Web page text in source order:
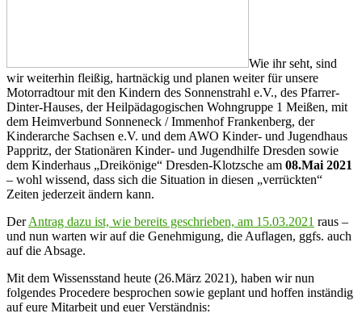
Wie ihr seht, sind
wir weiterhin fleißig, hartnäckig und planen weiter für unsere
Motorradtour mit den Kindern des Sonnenstrahl e.V., des Pfarrer-
Dinter-Hauses, der Heilpädagogischen Wohngruppe 1 Meißen, mit
dem Heimverbund Sonneneck / Immenhof Frankenberg, der
Kinderarche Sachsen e.V. und dem AWO Kinder- und Jugendhaus
Pappritz, der Stationären Kinder- und Jugendhilfe Dresden sowie
dem Kinderhaus „Dreikönige“ Dresden-Klotzsche am 08.Mai 2021
– wohl wissend, dass sich die Situation in diesen „verrückten“
Zeiten jederzeit ändern kann.
DerAntrag dazu ist, wie bereits geschrieben, am 15.03.2021 raus –
und nun warten wir auf die Genehmigung, die Auflagen, ggfs. auch
auf die Absage.
Mit dem Wissensstand heute (26.März 2021), haben wir nun
folgendes Procedere besprochen sowie geplant und hoffen inständig
auf eure Mitarbeit und euer Verständnis: